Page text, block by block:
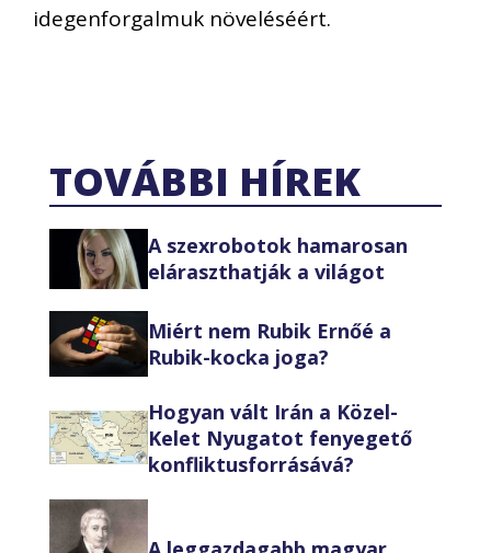
idegenforgalmuk növeléséért.
TOVÁBBI HÍREK
A szexrobotok hamarosan
eláraszthatják a világot
Miért nem Rubik Ernőé a
Rubik-kocka joga?
Hogyan vált Irán a Közel-
Kelet Nyugatot fenyegető
konfliktusforrásává?